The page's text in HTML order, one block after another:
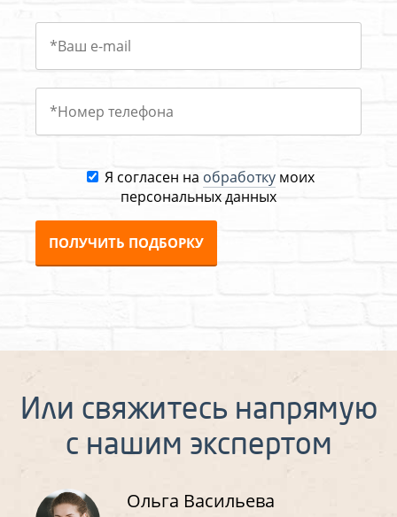
Я согласен на обработкумоих
персональных данных
ПОЛУЧИТЬ ПОДБОРКУ
Или свяжитесь напрямую
с нашим экспертом
Ольга Васильева